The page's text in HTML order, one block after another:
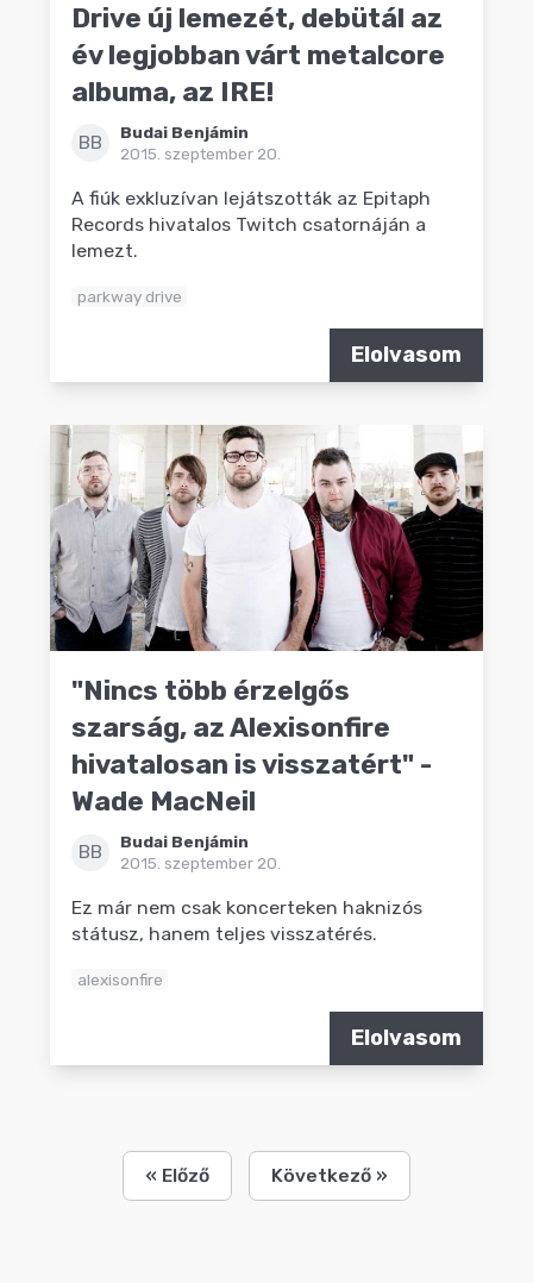
Drive új lemezét, debütál az
év legjobban várt metalcore
albuma, az IRE!
BB
Budai Benjámin
2015. szeptember 20.
A fiúk exkluzívan lejátszották az Epitaph
Records hivatalos Twitch csatornáján a
lemezt.
parkway drive
Elolvasom
"Nincs több érzelgős
szarság, az Alexisonfire
hivatalosan is visszatért" -
Wade MacNeil
BB
Budai Benjámin
2015. szeptember 20.
Ez már nem csak koncerteken haknizós
státusz, hanem teljes visszatérés.
alexisonfire
Elolvasom
« Előző Következő »